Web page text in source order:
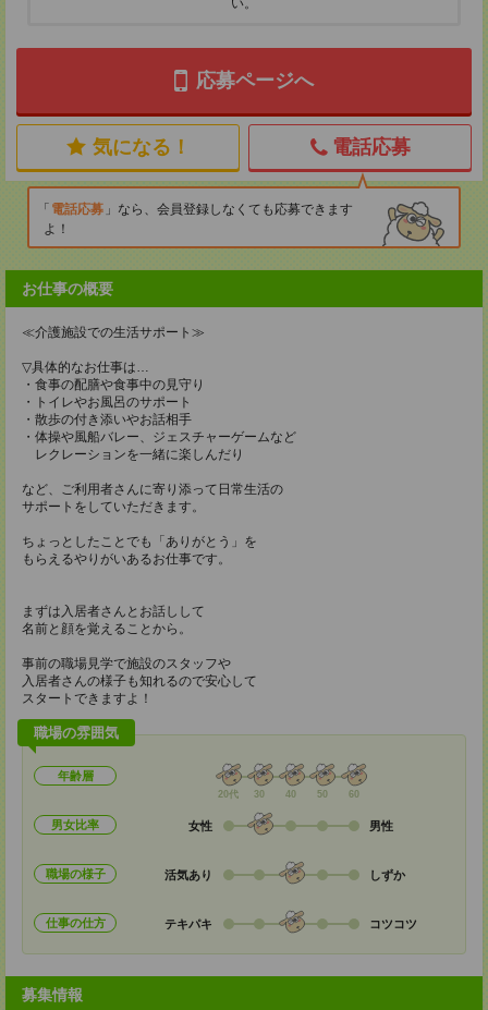
い。
応募ページへ
気になる！ 電話応募
電話応募
なら、会員登録しなくても応募できます
よ！
お仕事の概要
≪介護施設での生活サポート≫
▽具体的なお仕事は…
・食事の配膳や食事中の見守り
・トイレやお風呂のサポート
・散歩の付き添いやお話相手
・体操や風船バレー、ジェスチャーゲームなど
レクレーションを一緒に楽しんだり
など、ご利用者さんに寄り添って日常生活の
サポートをしていただきます。
ちょっとしたことでも「ありがとう」を
もらえるやりがいあるお仕事です。
まずは入居者さんとお話しして
名前と顔を覚えることから。
事前の職場見学で施設のスタッフや
入居者さんの様子も知れるので安心して
スタートできますよ！
職場の雰囲気
年齢層
20代 30 40 50 60
男女比率 女性 男性
職場の様子 活気あり しずか
仕事の仕方 テキパキ コツコツ
募集情報